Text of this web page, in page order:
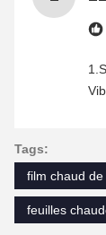
Tags:
film chaud
feuilles